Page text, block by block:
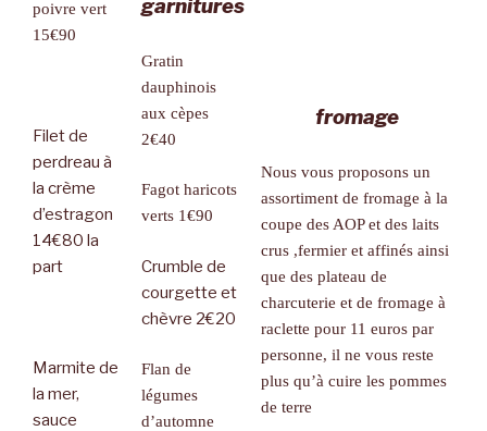
poivre vert
15€90
Filet de
perdreau à
la crème
d’estragon
14€80 la
part
Marmite de
la mer,
sauce
garnitures
Gratin
dauphinois
aux cèpes
2€40
Fagot haricots
verts 1€90
Crumble de
courgette et
chèvre 2€20
Flan de
légumes
d’automne
fromage
Nous vous proposons un
assortiment de fromage à la
coupe des AOP et des laits
crus ,fermier et affinés ainsi
que des plateau de
charcuterie et de fromage à
raclette pour 11 euros par
personne, il ne vous reste
plus qu’à cuire les pommes
de terre